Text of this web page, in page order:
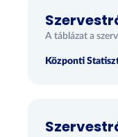
A táblázat a
Központi